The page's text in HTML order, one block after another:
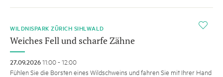
i
WILDNISPARK ZÜRICH SIHLWALD
Weiches Fell und scharfe Zähne
27.09.202611:00 - 12:00
Fühlen Sie die Borsten eines Wildschweins und fahren Sie mit Ihrer Hand